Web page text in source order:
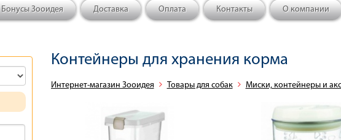
Бонусы Зооидея Доставка Оплата Контакты О компании
Контейнеры для хранения корма
Интернет-магазин Зооидея Товары для собак Миски, контейнеры и